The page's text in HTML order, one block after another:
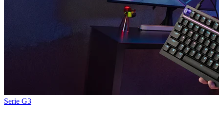
Serie G3